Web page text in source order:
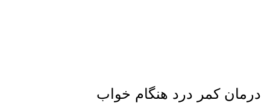
درمان کمر درد هنگام خواب